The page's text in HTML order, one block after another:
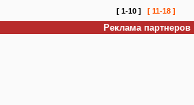
[ 1-10 ] [ 11-18 ]
Реклама партнеров